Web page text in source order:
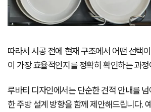
따라서 시공 전에 현재 구조에서 어떤 선택
이 가장 효율적인지를 정확히 확인하는 과
루바티 디자인에서는 단순한 견적 안내를
한 주방 설계 방향을 함께 제안해드립니다.